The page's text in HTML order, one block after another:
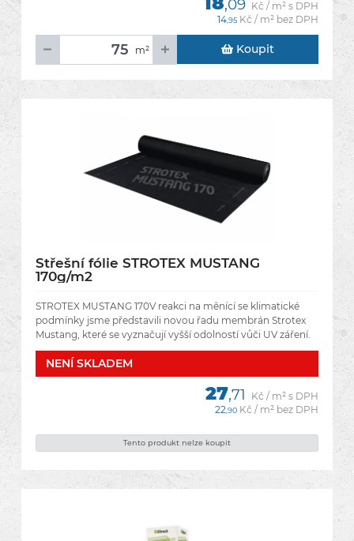
,09 Kč / m² s DPH
14,95 Kč / m² bez DPH
m² Koupit
Střešní fólie STROTEX MUSTANG
170g/m2
STROTEX MUSTANG 170V reakci na měnící se klimatické
podmínky jsme představili novou řadu membrán Strotex
Mustang, které se vyznačují vyšší odolností vůči UV záření.
Nová generace
NENÍ­ SKLADEM
27,71
Kč / m² s DPH
22,90 Kč / m² bez DPH
Tento produkt nelze koupit